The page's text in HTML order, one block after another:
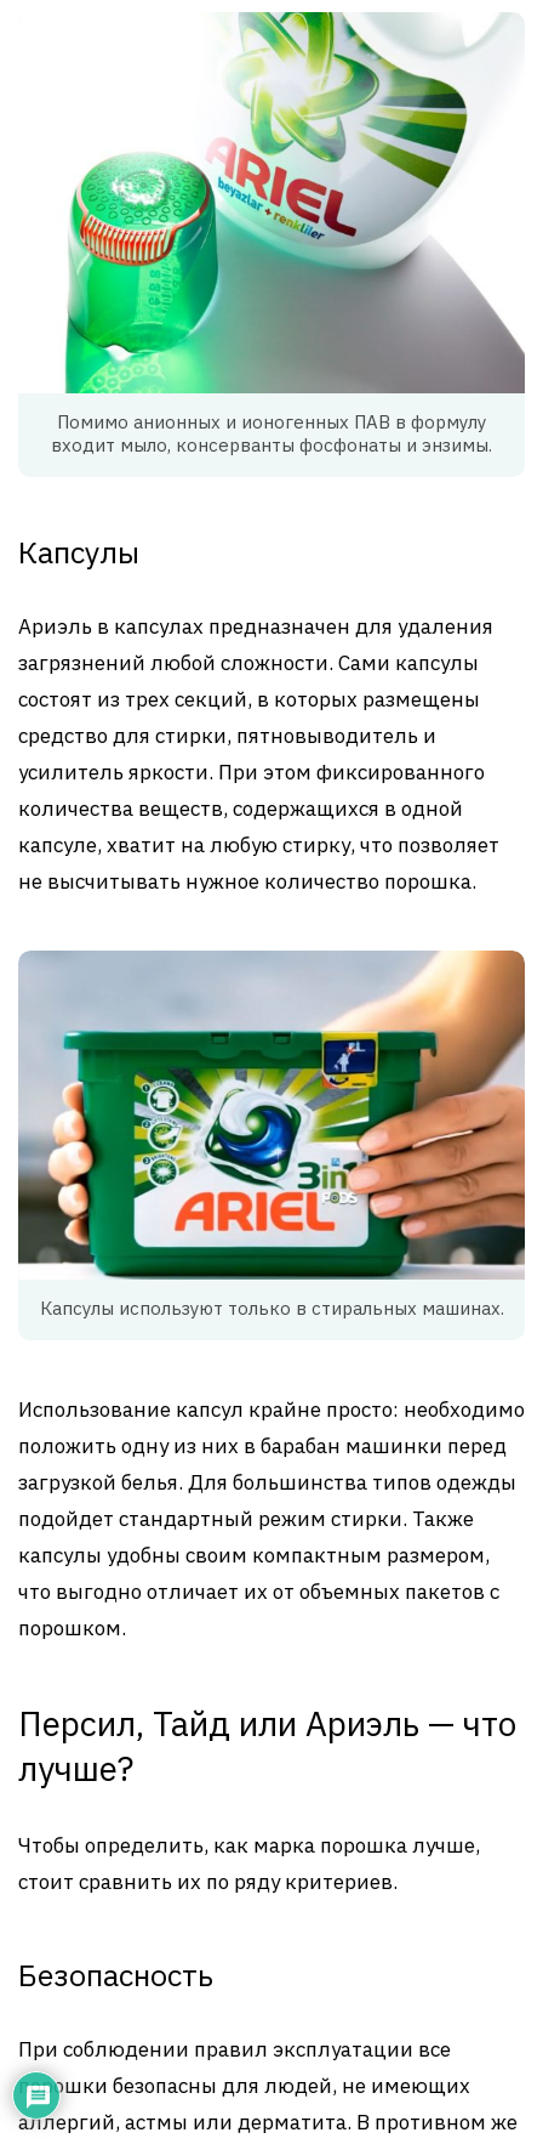
Помимо анионных и ионогенных ПАВ в формулу
входит мыло, консерванты фосфонаты и энзимы.
Капсулы
Ариэль в капсулах предназначен для удаления
загрязнений любой сложности. Сами капсулы
состоят из трех секций, в которых размещены
средство для стирки, пятновыводитель и
усилитель яркости. При этом фиксированного
количества веществ, содержащихся в одной
капсуле, хватит на любую стирку, что позволяет
не высчитывать нужное количество порошка.
Капсулы используют только в стиральных машинах.
Использование капсул крайне просто: необходимо
положить одну из них в барабан машинки перед
загрузкой белья. Для большинства типов одежды
подойдет стандартный режим стирки. Также
капсулы удобны своим компактным размером,
что выгодно отличает их от объемных пакетов с
порошком.
Персил, Тайд или Ариэль — что
лучше?
Чтобы определить, как марка порошка лучше,
стоит сравнить их по ряду критериев.
Безопасность
При соблюдении правил эксплуатации все
порошки безопасны для людей, не имеющих
аллергий, астмы или дерматита. В противном же